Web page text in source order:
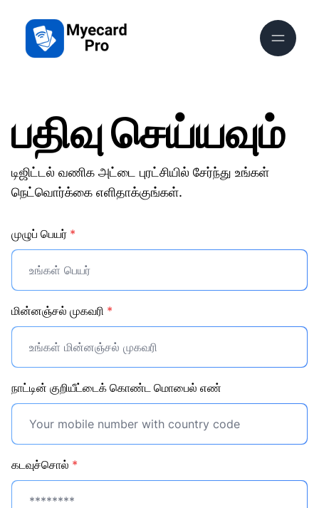
பதிவு செய்யவும்
டிஜிட்டல் வணிக அட்டை புரட்சியில் சேர்ந்து உங்கள்
நெட்வொர்க்கை எளிதாக்குங்கள்.
முழுப் பெயர் *
மின்னஞ்சல் முகவரி *
நாட்டின் குறியீட்டைக் கொண்ட மொபைல் எண்
கடவுச்சொல் *